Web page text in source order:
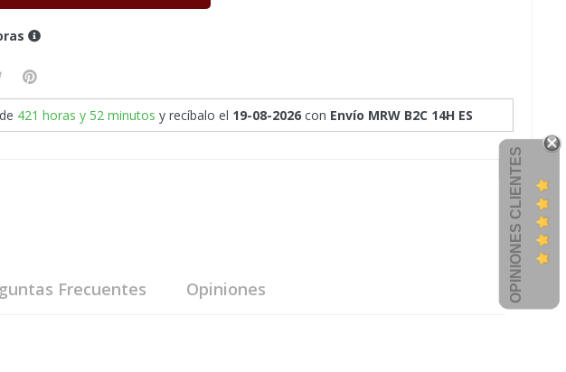
421 horas y 52 minutos y recíbalo el 19-08-2026 con Envío MRW B2C 14H ES
Frecuentes Opiniones OPINIONES CLIENTES